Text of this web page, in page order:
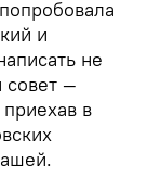
и
не
—
в